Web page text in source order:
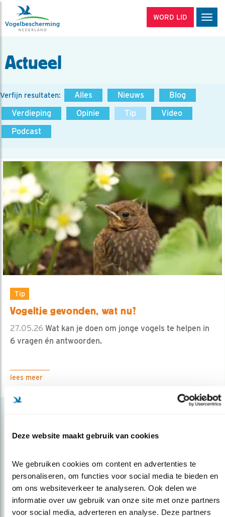
Deze website maakt gebruik van cookies
We gebruiken cookies om content en advertenties te
personaliseren, om functies voor social media te bieden en
om ons websiteverkeer te analyseren. Ook delen we
informatie over uw gebruik van onze site met onze partners
voor social media, adverteren en analyse. Deze partners
WORD LID
Actueel
Verfijn resultaten: Alles Nieuws
Blog
Verdieping
Opinie Tip
Video
Podcast
Tip
Vogeltje gevonden, wat nu?
27.05.26 Wat kan je doen om jonge vogels te helpen in
6 vragen én antwoorden.
lees meer
Op de hoogte blijven?
Meld je aan en ontvang nieuws, inspiratie, acties en tips